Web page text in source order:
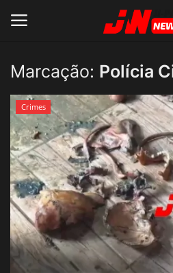
Conecte-se
Home
Contato
Acidente
Notícias do Mundo
Polícia
Marcação: Polícia
Crimes